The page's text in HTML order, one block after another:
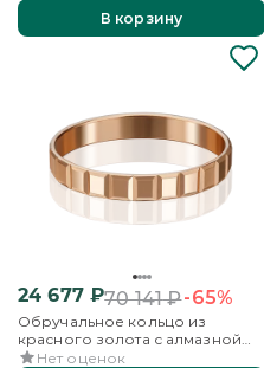
В корзину
24 677₽70 141₽-65%
Обручальное кольцо из
красного золота с алмазной
гранью
Нет оценок